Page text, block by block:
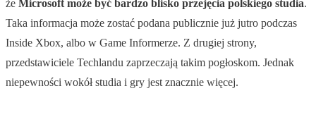
że Microsoft może być bardzo blisko przejęcia polskiego studia.
Taka informacja może zostać podana publicznie już jutro podczas
Inside Xbox, albo w Game Informerze. Z drugiej strony,
przedstawiciele Techlandu zaprzeczają takim pogłoskom. Jednak
niepewności wokół studia i gry jest znacznie więcej.